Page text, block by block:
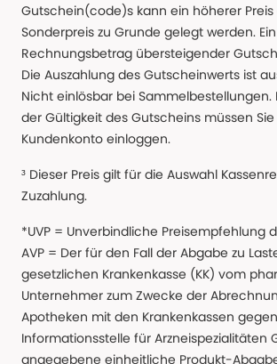
Gutschein(code)s kann ein höherer Preis
Sonderpreis zu Grunde gelegt werden.
Rechnungsbetrag übersteigender
Die Auszahlung des Gutscheinwerts ist
Nicht einlösbar bei Sammelbestellungen.
der Gültigkeit des Gutscheins müssen
Kundenkonto einloggen.
³ Dieser Preis gilt für die Auswahl
Zuzahlung.
*UVP = Unverbindliche Preisempfehlung
AVP = Der für den Fall der Abgabe zu
gesetzlichen Krankenkasse (KK) vom
Unternehmer zum Zwecke der
Apotheken mit den Krankenkassen
Informationsstelle für Arzneispezialitäten
angegebene einheitliche Produkt-